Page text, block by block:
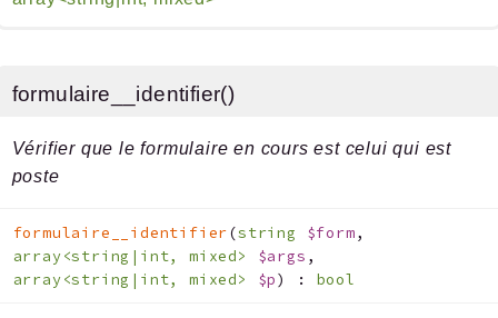
formulaire__identifier()
Vérifier que le formulaire en cours est celui qui est
poste
formulaire__identifier(string $form,
array<string|int, mixed> $args ,
array<string|int, mixed> $p) : bool